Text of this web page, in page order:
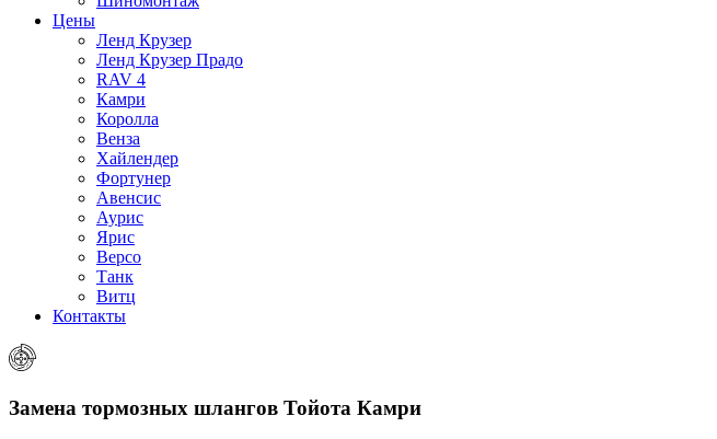
Цены
Ленд Крузер
Ленд Крузер Прадо
RAV 4
Камри
Королла
Венза
Хайлендер
Фортунер
Авенсис
Аурис
Ярис
Версо
Танк
Витц
Контакты
Замена тормозных шлангов Тойота Камри